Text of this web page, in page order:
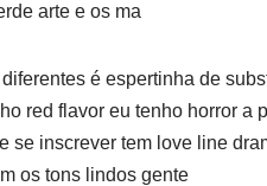
arte e os ma
é espertinha de
red flavor eu tenho horror a
se inscrever tem love line
os tons lindos gente